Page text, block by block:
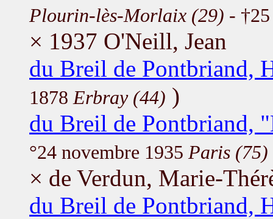
Plourin-lès-Morlaix (29) -
× 1937 O'Neill, Jean
du Breil de Pontbriand,
1878 Erbray (44) )
du Breil de Pontbriand,
°24 novembre 1935 Paris (75)
× de Verdun, Marie-
du Breil de Pontbriand,